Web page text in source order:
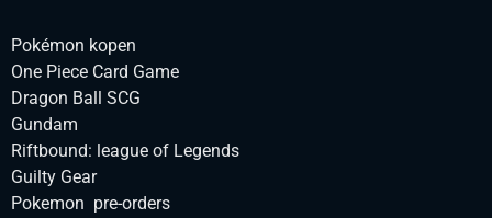
Pokémon kopen
One Piece Card Game
Dragon Ball SCG
Gundam
Riftbound: league of Legends
Guilty Gear
Pokemon pre-orders